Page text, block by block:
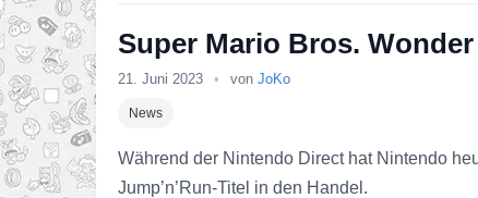
Super Mario Bros.
21. Juni 2023 • von JoKo
News
Während der Nintendo Direct hat Nintendo
Jump’n’Run-Titel in den Handel.